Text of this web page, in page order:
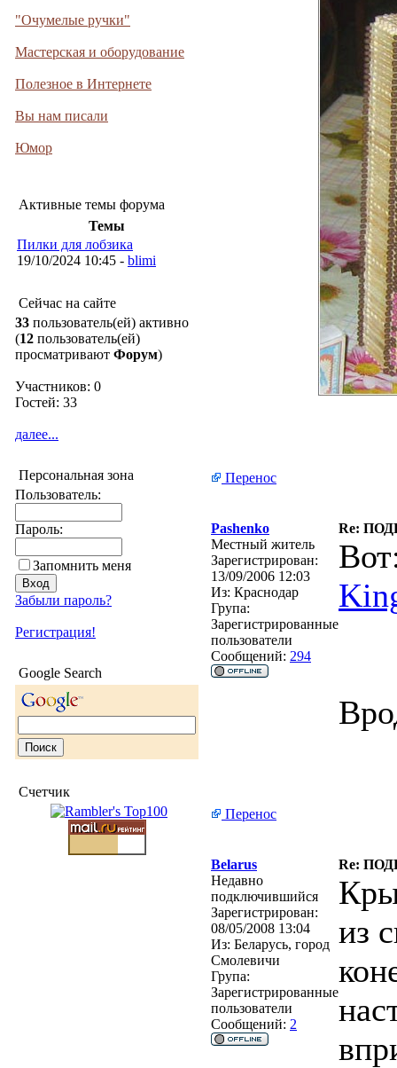
"Очумелые ручки"
Мастерская и оборудование
Полезное в Интернете
Вы нам писали
Юмор
Активные темы форума
Темы
Пилки для лобзика
19/10/2024 10:45 - blimi
Сейчас на сайте
33 пользователь(ей) активно
(12 пользователь(ей)
просматривают Форум)
Участников: 0
Гостей: 33
далее...
Персональная зона
Пользователь:
Пароль:
Запомнить меня
Забыли пароль?
Регистрация!
Google Search
Счетчик
Перенос
Pashenko
Re:
Местный житель
Зарегистрирован:
13/09/2006 12:03
Из: Краснодар
Група:
Зарегистрированные
пользователи
Сообщений: 294
Перенос
Belarus
Re:
Недавно
подключившийся
Зарегистрирован:
08/05/2008 13:04
Из: Беларусь, город
Смолевичи
Група:
Зарегистрированные
пользователи
Сообщений: 2
из